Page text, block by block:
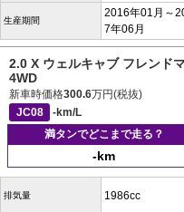
生産期間
2016年01月～
7年06月
2.0 X ウェルキャブ フレンド
4WD
新車時価格300.6万円(税抜)
JC08
-km/L
満タンでどこまで走る？
-km
排気量 1986cc